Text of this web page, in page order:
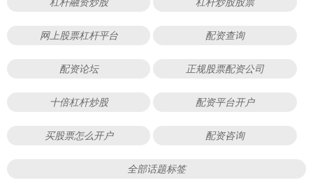
网上股票杠杆平台 配资查询
配资论坛 正规股票配资公司
十倍杠杆炒股 配资平台开户
买股票怎么开户 配资咨询
全部话题标签